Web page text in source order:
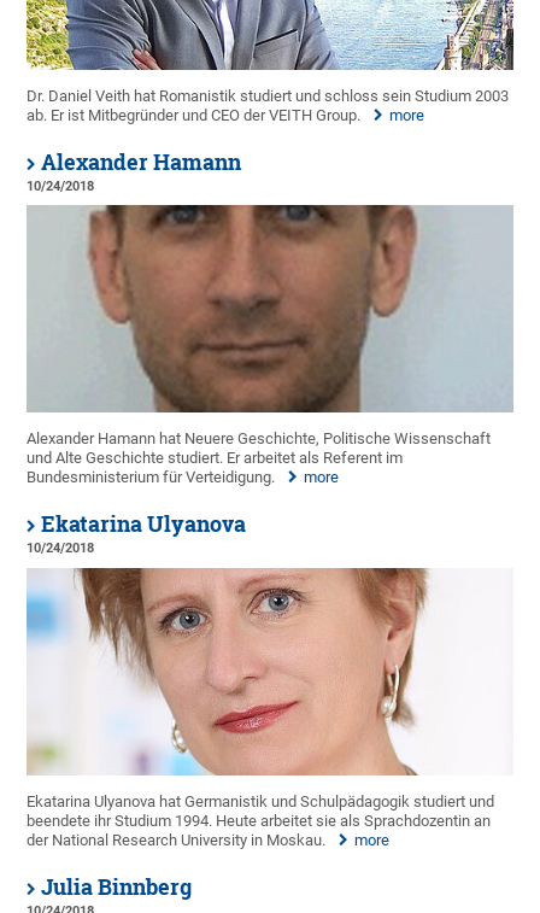
Dr. Daniel Veith hat Romanistik studiert und schloss sein Studium 2003
ab. Er ist Mitbegründer und CEO der VEITH Group.
more
Alexander Hamann
10/24/2018
Alexander Hamann hat Neuere Geschichte, Politische Wissenschaft
und Alte Geschichte studiert. Er arbeitet als Referent im
Bundesministerium für Verteidigung.
more
Ekatarina Ulyanova
10/24/2018
Ekatarina Ulyanova hat Germanistik und Schulpädagogik studiert und
beendete ihr Studium 1994. Heute arbeitet sie als Sprachdozentin an
der National Research University in Moskau.
more
Julia Binnberg